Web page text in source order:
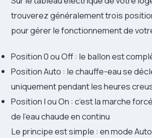
trouverez généralement trois
pour gérer le fonctionnement de
Position 0 ou Off : le ballon est
Position Auto : le chauffe-eau se
uniquement pendant les heures
Position I ou On : c’est la marche
de l’eau chaude en continu
Le principe est simple : en mode